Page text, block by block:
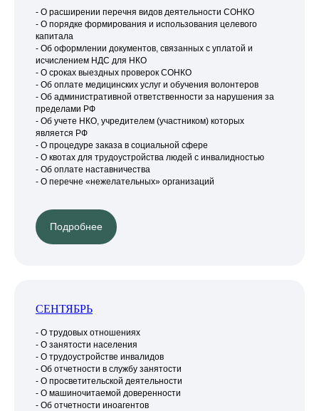
- О расширении перечня видов деятельности СОНКО
- О порядке формирования и использования целевого
капитала
- Об оформлении документов, связанных с уплатой и
исчислением НДС для НКО
- О сроках выездных проверок СОНКО
- Об оплате медицинских услуг и обучения волонтеров
- Об административной ответственности за нарушения за
пределами РФ
- Об учете НКО, учредителем (участником) которых
является РФ
- О процедуре заказа в социальной сфере
- О квотах для трудоустройства людей с инвалидностью
- Об оплате наставничества
- О перечне «нежелательных» организаций
Подробнее
СЕНТЯБРЬ
- О трудовых отношениях
- О занятости населения
- О трудоустройстве инвалидов
- Об отчетности в службу занятости
- О просветительской деятельности
- О машиночитаемой доверенности
- Об отчетности иноагентов